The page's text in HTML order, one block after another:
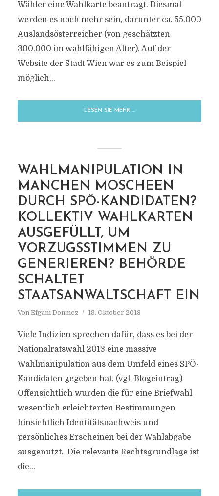
MARKIERUNG
Wähler eine Wahlkarte beantragt. Diesmal
werden es noch mehr sein, darunter ca. 55.000
Auslandsösterreicher (von geschätzten
300.000 im wahlfähigen Alter). Auf der
Website der Stadt Wien war es zum Beispiel
möglich...
LESEN SIE MEHR …
WAHLMANIPULATION IN
MANCHEN MOSCHEEN
DURCH SPÖ-KANDIDATEN?
KOLLEKTIV WAHLKARTEN
AUSGEFÜLLT, UM
VORZUGSSTIMMEN ZU
GENERIEREN? BEHÖRDE
SCHALTET
STAATSANWALTSCHAFT EIN
Von Efgani Dönmez 18. Oktober 2013
Viele Indizien sprechen dafür, dass es bei der
Nationalratswahl 2013 eine massive
Wahlmanipulation aus dem Umfeld eines SPÖ-
Kandidaten gegeben hat. (vgl. Blogeintrag)
Offensichtlich wurden die für eine Briefwahl
wesentlich erleichterten Bestimmungen
hinsichtlich Identitätsnachweis und
persönliches Erscheinen bei der Wahlabgabe
ausgenutzt. Die relevante Rechtsgrundlage ist
die...